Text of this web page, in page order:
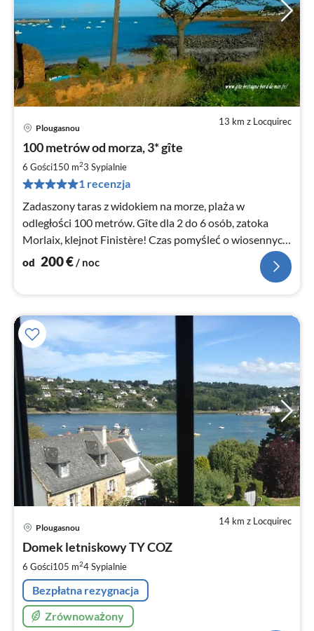
13 km z Locquirec
Plougasnou
100 metrów od morza, 3* gîte
6 Gości150 m23 Sypialnie
1 recenzja
Zadaszony taras z widokiem na morze, plaża w
odległości 100 metrów. Gîte dla 2 do 6 osób, zatoka
Morlaix, klejnot Finistère! Czas pomyśleć o wiosennych
wakacjach. PROMO: apr
od 200€ / noc
14 km z Locquirec
Plougasnou
Domek letniskowy TY COZ
6 Gości105 m24Sypialnie
Bezpłatna rezygnacja
Zrównoważony